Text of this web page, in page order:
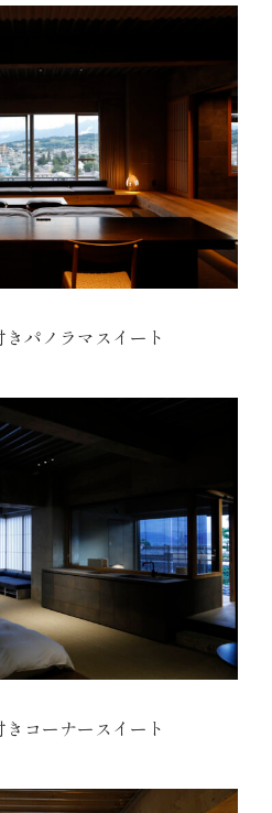
きパノラマスイート
きコーナースイート